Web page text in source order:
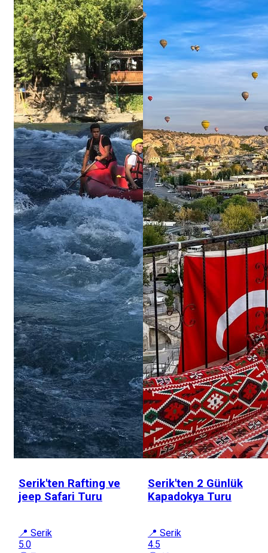
Serik'ten Rafting ve
jeep Safari Turu
📍 Serik
5.0
Serik'ten 2 Günlük
Kapadokya Turu
📍 Serik
4.5